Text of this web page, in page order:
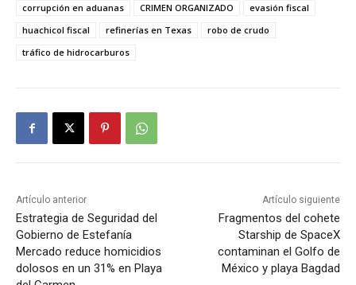
corrupción en aduanas
CRIMEN ORGANIZADO
evasión fiscal
huachicol fiscal
refinerías en Texas
robo de crudo
tráfico de hidrocarburos
Artículo anterior
Estrategia de Seguridad del
Gobierno de Estefanía
Mercado reduce homicidios
dolosos en un 31% en Playa
Artículo siguiente
Fragmentos del cohete
Starship de SpaceX
contaminan el Golfo de
México y playa Bagdad